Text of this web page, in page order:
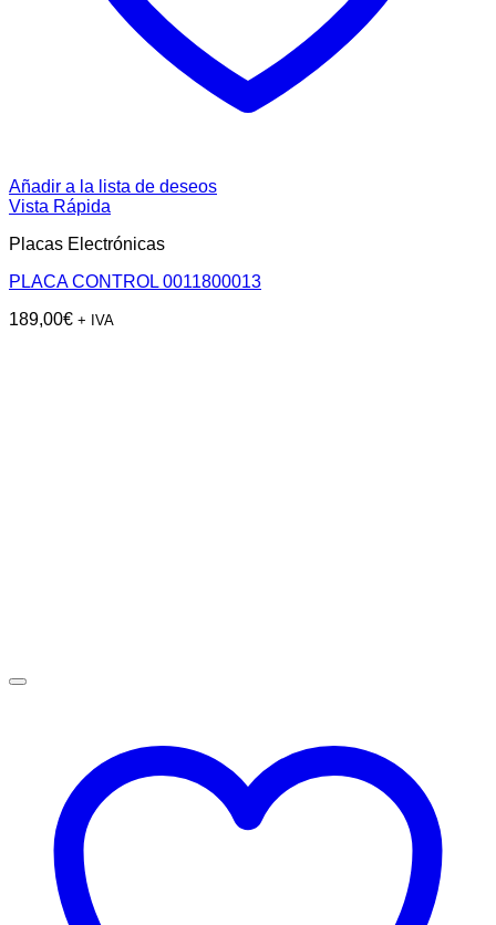
Añadir a la lista de deseos
Vista Rápida
Placas Electrónicas
PLACA CONTROL 0011800013
189,00€ + IVA